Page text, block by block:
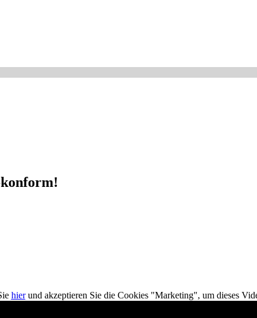
hierund akzeptieren Sie die Cookies "Marketing", um dieses